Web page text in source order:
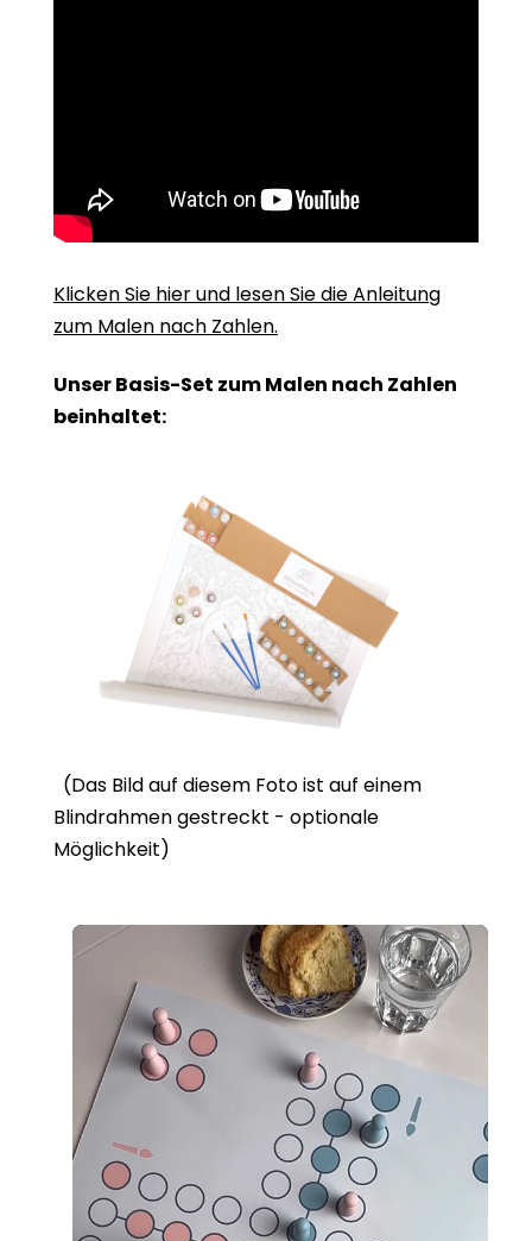
Klicken Sie hier und lesen Sie die Anleitung
zum Malen nach Zahlen.
Unser Basis-Set zum Malen nach Zahlen
beinhaltet:
(Das Bild auf diesem Foto ist auf einem
Blindrahmen gestreckt - optionale
Möglichkeit)